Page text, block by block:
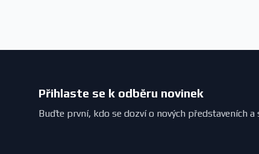
Přihlaste se k odběru novinek
Buďte první, kdo se dozví o nových představeních a